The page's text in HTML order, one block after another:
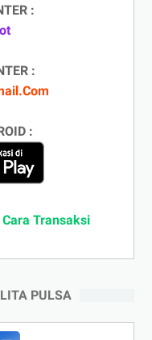
:
:
:
Cara Transaksi
PULSA